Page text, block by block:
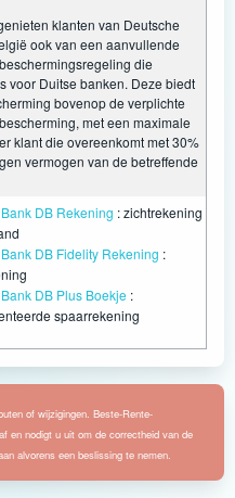
klanten van Deutsche
ook van een aanvullende
die
voor Duitse banken. Deze biedt
bovenop de verplichte
met een maximale
klant die overeenkomt met 30%
vermogen van de betreffende
DB Rekening : zichtrekening
DB Fidelity Rekening :
DB Plus Boekje :
spaarrekening
of wijzigingen. Beste-Rente-
en nodigt u uit om de correctheid van de
alvorens een beslissing te nemen.